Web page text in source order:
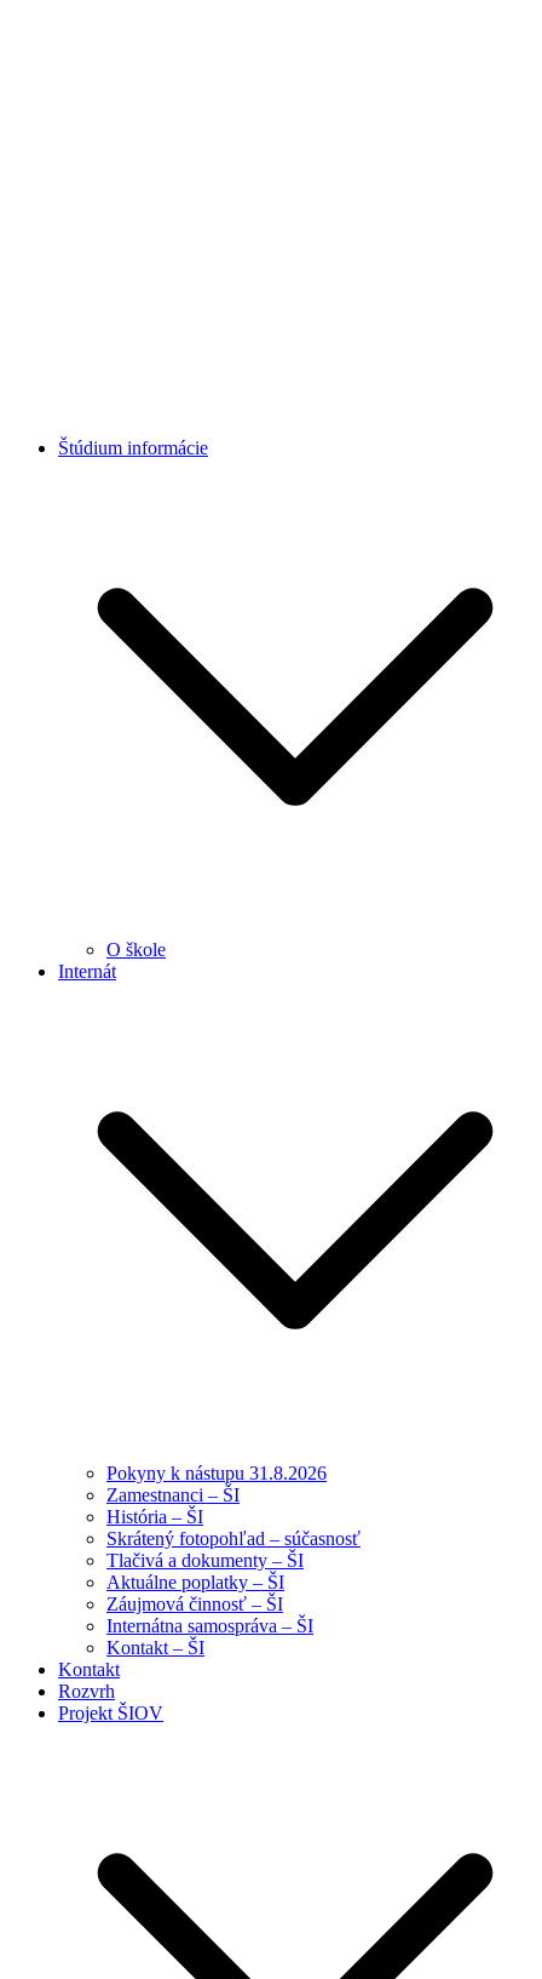
Štúdium informácie
O škole
Internát
Pokyny k nástupu 31.8.2026
Zamestnanci – ŠI
História – ŠI
Skrátený fotopohľad – súčasnosť
Tlačivá a dokumenty – ŠI
Aktuálne poplatky – ŠI
Záujmová činnosť – ŠI
Internátna samospráva – ŠI
Kontakt – ŠI
Kontakt
Rozvrh
Projekt ŠIOV